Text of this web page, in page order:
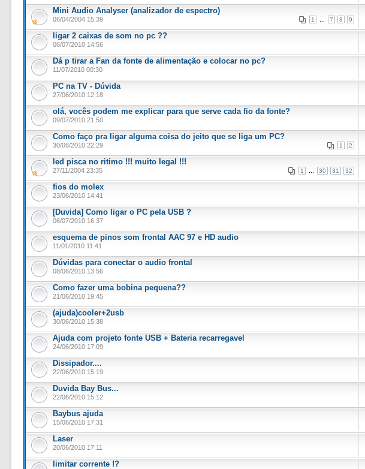
Mini Audio Analyser (analizador de espectro)
1 7 8 9
06/04/2004 15:39
ligar 2 caixas de som no pc ??
06/07/2010 14:56
Dá p tirar a Fan da fonte de alimentação e colocar no pc?
11/07/2010 00:30
PC na TV - Dúvida
27/06/2010 12:18
olá, vocês podem me explicar para que serve cada fio da fonte?
09/07/2010 21:50
Como faço pra ligar alguma coisa do jeito que se liga um PC?
1 2
30/06/2010 22:29
led pisca no ritimo !!! muito legal !!!
1 30 31 32
27/11/2004 23:35
fios do molex
23/06/2010 14:41
[Duvida] Como ligar o PC pela USB ?
06/07/2010 16:37
esquema de pinos som frontal AAC 97 e HD audio
11/01/2010 11:41
Dúvidas para conectar o audio frontal
08/06/2010 13:56
Como fazer uma bobina pequena??
21/06/2010 19:45
(ajuda)cooler+2usb
30/06/2010 15:38
Ajuda com projeto fonte USB + Bateria recarregavel
24/06/2010 17:09
Dissipador....
22/06/2010 15:19
Duvida Bay Bus...
22/06/2010 15:12
Baybus ajuda
15/06/2010 17:31
Laser
20/06/2010 17:11
limitar corrente !?